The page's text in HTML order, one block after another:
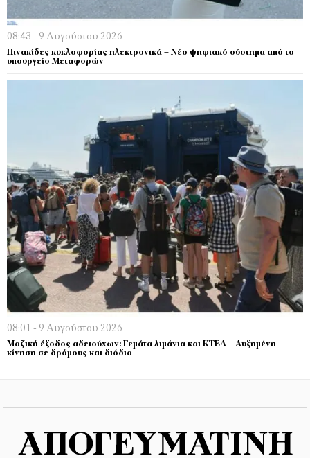
08:43 - 9 Αυγούστου 2026
Πινακίδες κυκλοφορίας ηλεκτρονικά – Νέο ψηφιακό σύστημα από το
υπουργείο Μεταφορών
08:01 - 9 Αυγούστου 2026
Μαζική έξοδος αδειούχων: Γεμάτα λιμάνια και ΚΤΕΛ – Αυξημένη
κίνηση σε δρόμους και διόδια